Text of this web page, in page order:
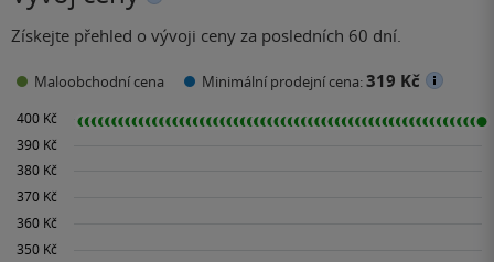
Získejte přehled o vývoji ceny za posledních 60 dní.
Maloobchodní cena Minimální prodejní cena:319 Kč